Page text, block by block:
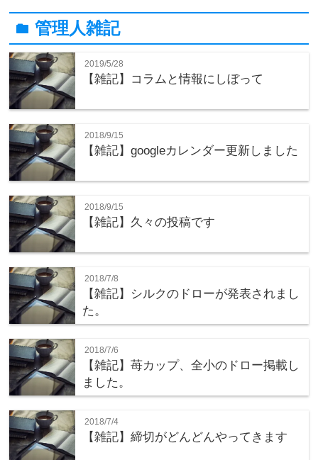
folder管理人雑記
2019/5/28
【雑記】コラムと情報にしぼって
2018/9/15
【雑記】googleカレンダー更新しました
2018/9/15
【雑記】久々の投稿です
2018/7/8
【雑記】シルクのドローが発表されまし
た。
2018/7/6
【雑記】苺カップ、全小のドロー掲載し
ました。
2018/7/4
【雑記】締切がどんどんやってきます